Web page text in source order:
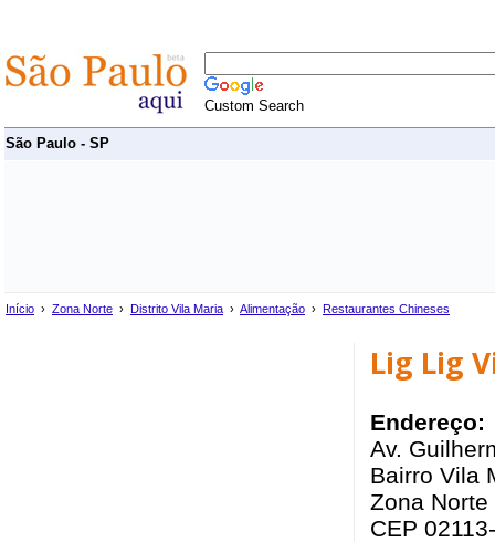
Custom Search
São Paulo - SP
Início › Zona Norte › Distrito Vila Maria › Alimentação › Restaurantes Chineses
Lig Lig
Endereço:
Av.
Bairro Vila
Zona
CEP